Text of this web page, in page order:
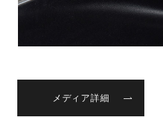
メディア詳細